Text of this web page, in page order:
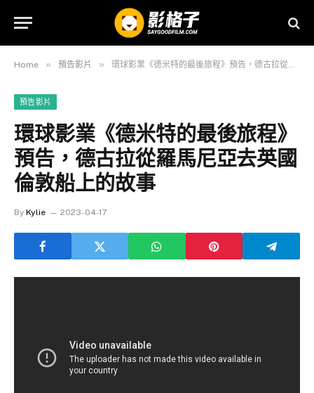
Home » 預告影片 » 環球影業《德米特的最後旅程》預告，德古拉從羅馬尼亞去英國倫敦船上的故事
預告影片
環球影業《德米特的最後旅程》
預告，德古拉從羅馬尼亞去英國
倫敦船上的故事
By Kylie 2023-04-17